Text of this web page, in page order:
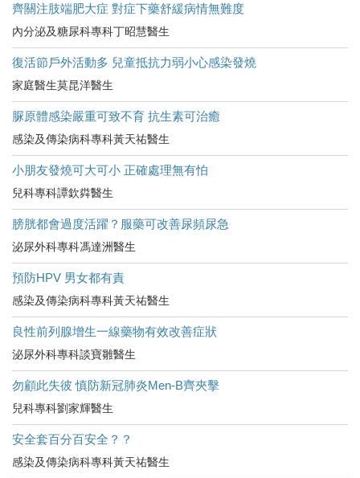
齊關注肢端肥大症 對症下藥舒緩病情無難度
內分泌及糖尿科專科丁昭慧醫生
復活節戶外活動多 兒童抵抗力弱小心感染發燒
家庭醫生莫昆洋醫生
脲原體感染嚴重可致不育 抗生素可治癒
感染及傳染病科專科黃天祐醫生
小朋友發燒可大可小 正確處理無有怕
兒科專科譚欽粦醫生
膀胱都會過度活躍？服藥可改善尿頻尿急
泌尿外科專科馮達洲醫生
預防HPV 男女都有責
感染及傳染病科專科黃天祐醫生
良性前列腺增生一線藥物有效改善症狀
泌尿外科專科談寶雛醫生
勿顧此失彼 慎防新冠肺炎Men-B齊夾擊
兒科專科劉家輝醫生
安全套百分百安全？？
感染及傳染病科專科黃天祐醫生